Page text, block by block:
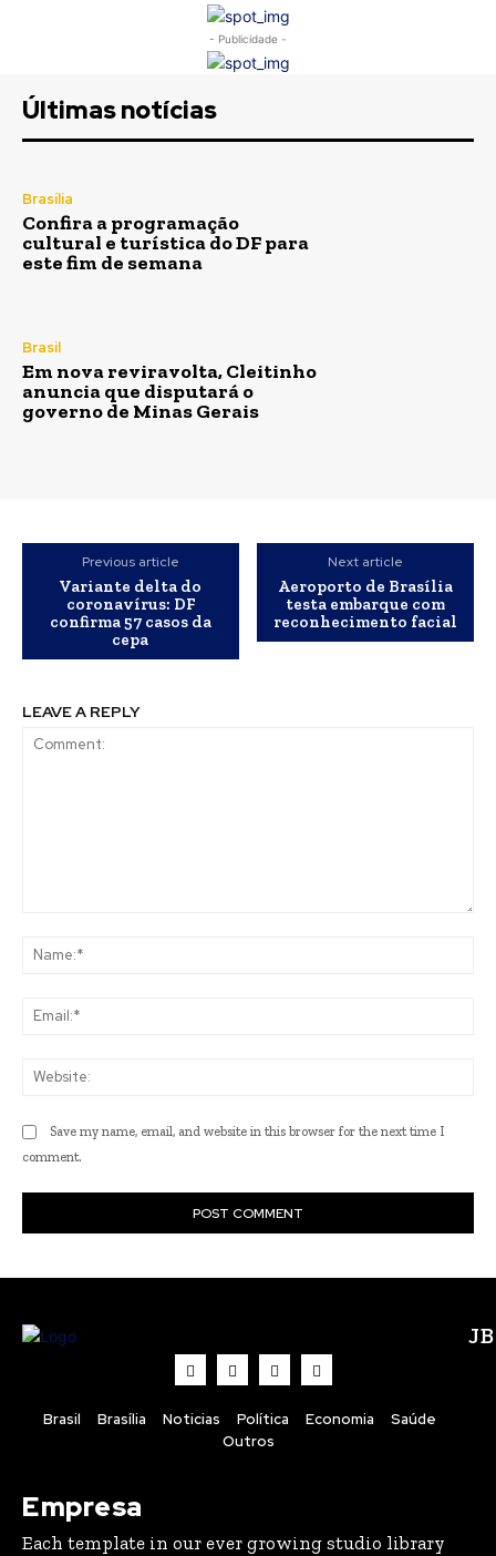
- Publicidade -
Últimas notícias
Brasília
Confira a programação
cultural e turística do DF para
este fim de semana
Brasil
Em nova reviravolta, Cleitinho
anuncia que disputará o
governo de Minas Gerais
Previous article
Variante delta do
coronavírus: DF
confirma 57 casos da
cepa
Next article
Aeroporto de Brasília
testa embarque com
reconhecimento facial
LEAVE A REPLY
Save my name, email, and website in this browser for the next time I
comment.
Brasil Brasília Noticias Política Economia
Saúde
Outros
Empresa
Each template in our ever growing studio library